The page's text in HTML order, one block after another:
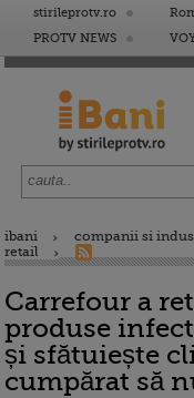
stirileprotv.ro
PROTV NEWS
ibani
companii si
retail
Carrefour a
produse
și sfătuiește
cumpărat să